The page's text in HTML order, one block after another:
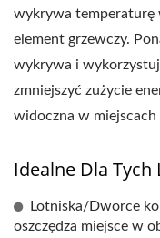
wykrywa temperaturę
element grzewczy.
wykrywa i
zmniejszyć zużycie
widoczna w
Idealne Dla Tych
Lotniska/Dworce
oszczędza miejsce w